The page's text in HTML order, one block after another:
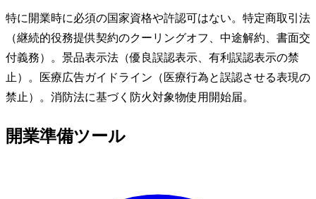
特に開業時に必須の国家資格や許認可はない。特定商取引法
（継続的役務提供契約のクーリングオフ、中途解約、書面交
付義務）。景品表示法（優良誤認表示、有利誤認表示の禁
止）。医療広告ガイドライン（医療行為と誤認させる表現の
禁止）。消防法に基づく防火対象物使用開始届。
開業準備ツール